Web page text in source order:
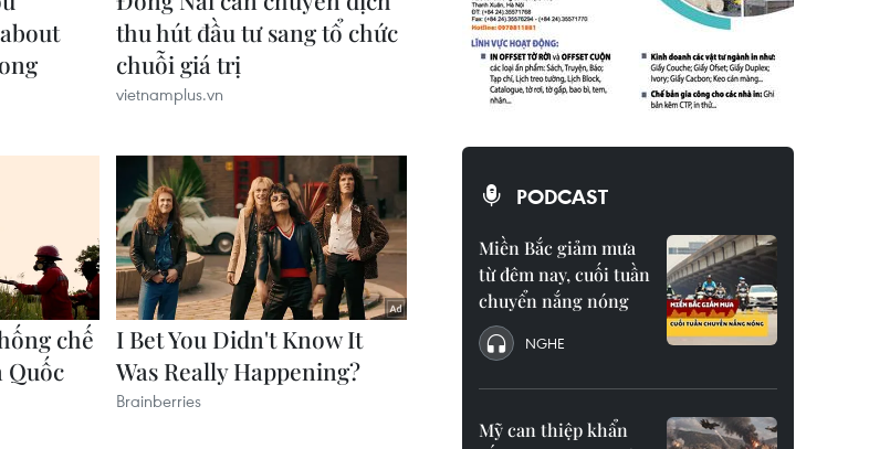
PODCAST
Miền Bắc giảm mưa
từ đêm nay, cuối tuần
chuyển nắng nóng
NGHE
Mỹ can thiệp khẩn